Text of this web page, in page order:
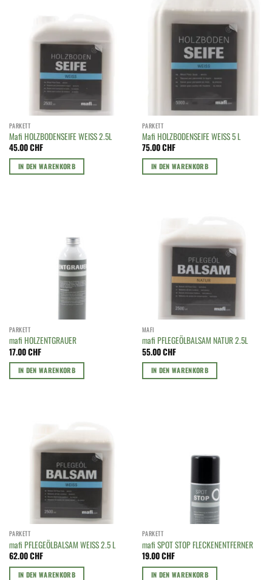
PARKETT
Mafi HOLZBODENSEIFE WEISS 2.5L
45.00CHF
IN DEN WARENKORB
PARKETT
Mafi HOLZBODENSEIFE WEISS 5 L
75.00CHF
IN DEN WARENKORB
PARKETT
mafi HOLZENTGRAUER
17.00CHF
IN DEN WARENKORB
MAFI
mafi PFLEGEÖLBALSAM NATUR 2.5L
55.00CHF
IN DEN WARENKORB
PARKETT
mafi PFLEGEÖLBALSAM WEISS 2.5 L
62.00CHF
IN DEN WARENKORB
PARKETT
mafi SPOT STOP FLECKENENTFERNER
19.00CHF
IN DEN WARENKORB